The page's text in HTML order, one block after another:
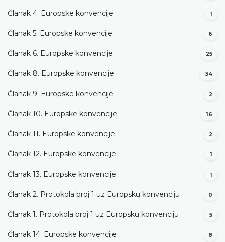
Članak 4. Europske konvencije 1
Članak 5. Europske konvencije 6
Članak 6. Europske konvencije 25
Članak 8. Europske konvencije 34
Članak 9. Europske konvencije 2
Članak 10. Europske konvencije 16
Članak 11. Europske konvencije 2
Članak 12. Europske konvencije 1
Članak 13. Europske konvencije 1
Članak 2. Protokola broj 1 uz Europsku konvenciju 0
Članak 1. Protokola broj 1 uz Europsku konvenciju 5
Članak 14. Europske konvencije 8